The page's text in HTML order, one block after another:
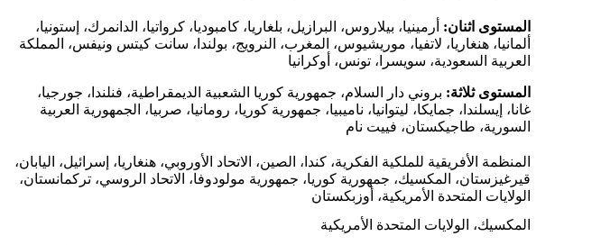
المستوى اثنان: أرمينيا، بيلاروس، البرازيل، بلغاريا، كامبوديا، كرواتيا، الدانمرك، إستونيا،
ألمانيا، هنغاريا، لاتفيا، موريشيوس، المغرب، النرويج، بولندا، سانت كيتس ونيفس، المملكة
العربية السعودية، سويسرا، تونس، أوكرانيا
المستوى ثلاثة: بروني دار السلام، جمهورية كوريا الشعبية الديمقراطية، فنلندا، جورجيا،
غانا، إيسلندا، جمايكا، ليتوانيا، ناميبيا، جمهورية كوريا، رومانيا، صربيا، الجمهورية العربية
السورية، طاجيكستان، فييت نام
المنظمة الأفريقية للملكية الفكرية، كندا، الصين، الاتحاد الأوروبي، هنغاريا، إسرائيل، اليابان،
قيرغيزستان، المكسيك، جمهورية كوريا، جمهورية مولودوفا، الاتحاد الروسي، تركمانستان،
الولايات المتحدة الأمريكية، أوزبكستان
المكسيك، الولايات المتحدة الأمريكية